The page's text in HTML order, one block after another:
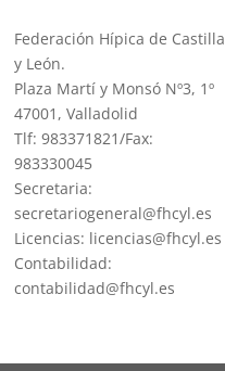
Federación Hípica de Castilla
y León.
Plaza Martí y Monsó Nº3, 1º
47001, Valladolid
Tlf: 983371821/Fax:
983330045
Secretaria:
secretariogeneral@fhcyl.es
Licencias: licencias@fhcyl.es
Contabilidad:
contabilidad@fhcyl.es